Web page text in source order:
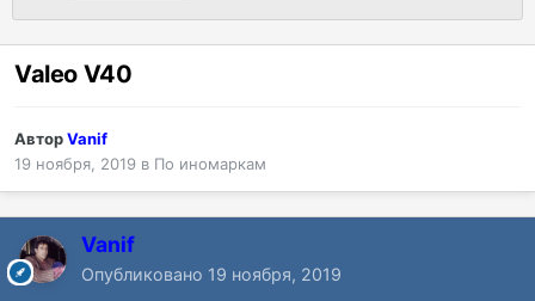
Valeo V40
АвторVanif
19 ноября, 2019 в По иномаркам
Vanif
Опубликовано 19 ноября, 2019